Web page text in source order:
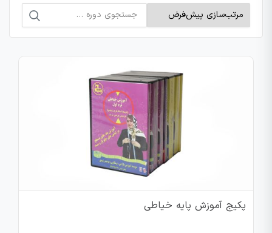
جستجو
پکیج آموزش پایه خیاطی